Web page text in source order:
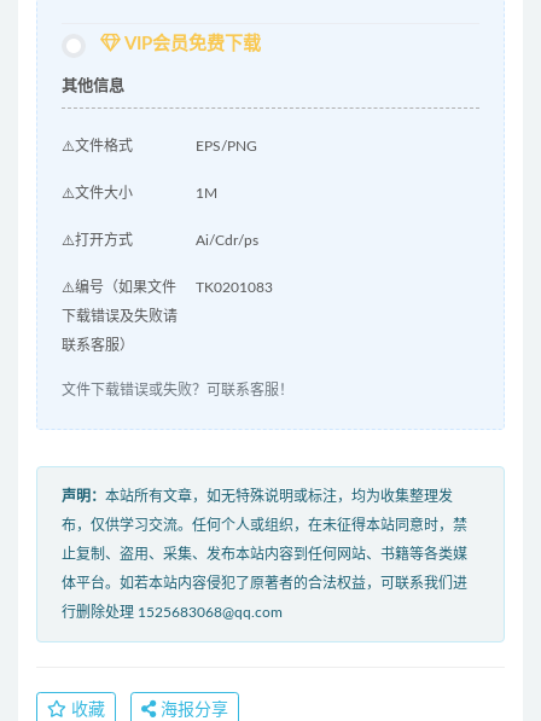
VIP会员免费下载
其他信息
⚠️文件格式 EPS/PNG
⚠️文件大小 1M
⚠️打开方式 Ai/Cdr/ps
⚠️编号（如果文件
下载错误及失败请
联系客服）
TK0201083
文件下载错误或失败？可联系客服！
声明： 本站所有文章，如无特殊说明或标注，均为收集整理发
布，仅供学习交流。任何个人或组织，在未征得本站同意时，禁
止复制、盗用、采集、发布本站内容到任何网站、书籍等各类媒
体平台。如若本站内容侵犯了原著者的合法权益，可联系我们进
行删除处理 1525683068@qq.com
收藏 海报分享